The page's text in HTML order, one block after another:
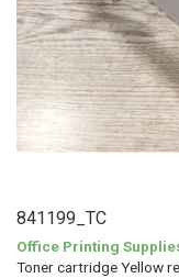
841199_TC
Office Printing
Toner cartridge Yellow